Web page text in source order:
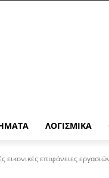
ΛΟΓΙΣΜΙΚΆ
εικονικές επιφάνειες